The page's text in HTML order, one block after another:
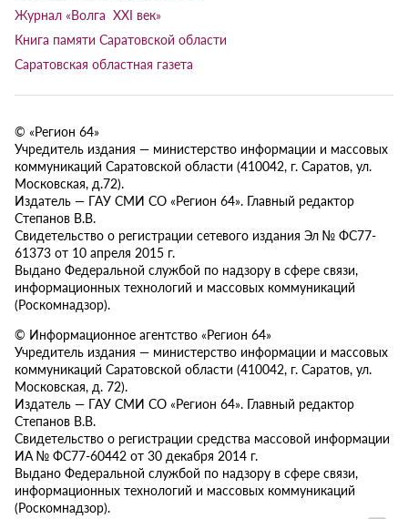
Журнал «Волга XXI век»
Книга памяти Саратовской области
Саратовская областная газета
© «Регион 64»
Учредитель издания — министерство информации и массовых
коммуникаций Саратовской области (410042, г. Саратов, ул.
Московская, д.72).
Издатель — ГАУ СМИ СО «Регион 64». Главный редактор
Степанов В.В.
Свидетельство о регистрации сетевого издания Эл № ФС77-
61373 от 10 апреля 2015 г.
Выдано Федеральной службой по надзору в сфере связи,
информационных технологий и массовых коммуникаций
(Роскомнадзор).
© Информационное агентство «Регион 64»
Учредитель издания — министерство информации и массовых
коммуникаций Саратовской области (410042, г. Саратов, ул.
Московская, д. 72).
Издатель — ГАУ СМИ СО «Регион 64». Главный редактор
Степанов В.В.
Свидетельство о регистрации средства массовой информации
ИА № ФС77-60442 от 30 декабря 2014 г.
Выдано Федеральной службой по надзору в сфере связи,
информационных технологий и массовых коммуникаций
(Роскомнадзор).